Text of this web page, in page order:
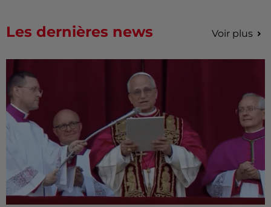
Les dernières news Voir plus